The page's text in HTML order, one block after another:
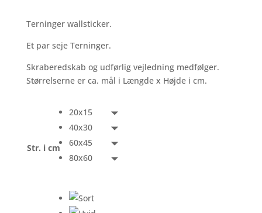
Terninger wallsticker.
Et par seje Terninger.
Skraberedskab og udførlig vejledning medfølger.
Størrelserne er ca. mål i Længde x Højde i cm.
Str. i cm
20x15
40x30
60x45
80x60